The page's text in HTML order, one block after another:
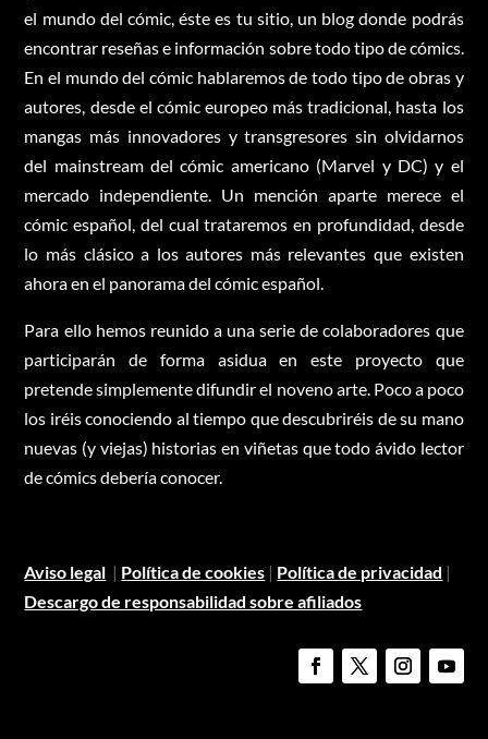
el mundo del cómic, éste es tu sitio, un blog donde podrás
encontrar reseñas e información sobre todo tipo de cómics.
En el mundo del cómic hablaremos de todo tipo de obras y
autores, desde el cómic europeo más tradicional, hasta los
mangas más innovadores y transgresores sin olvidarnos
del mainstream del cómic americano (Marvel y DC) y el
mercado independiente. Un mención aparte merece el
cómic español, del cual trataremos en profundidad, desde
lo más clásico a los autores más relevantes que existen
ahora en el panorama del cómic español.
Para ello hemos reunido a una serie de colaboradores que
participarán de forma asidua en este proyecto que
pretende simplemente difundir el noveno arte. Poco a poco
los iréis conociendo al tiempo que descubriréis de su mano
nuevas (y viejas) historias en viñetas que todo ávido lector
de cómics debería conocer.
Aviso legal | Política de cookies | Política de privacidad |
Descargo de responsabilidad sobre afiliados